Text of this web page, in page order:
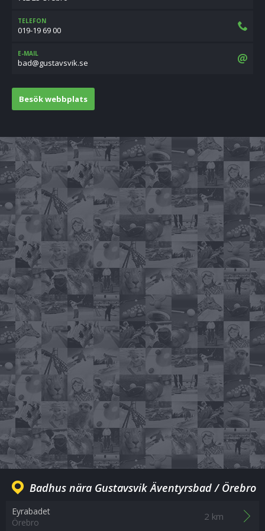
TELEFON
019-19 69 00
E-MAIL
es.kivsvatsug@dab
Besök webbplats
Badhus nära Gustavsvik Äventyrsbad / Örebro
Eyrabadet
Örebro
2 km